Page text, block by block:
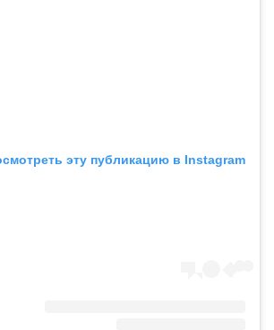
эту публикацию в Instagram